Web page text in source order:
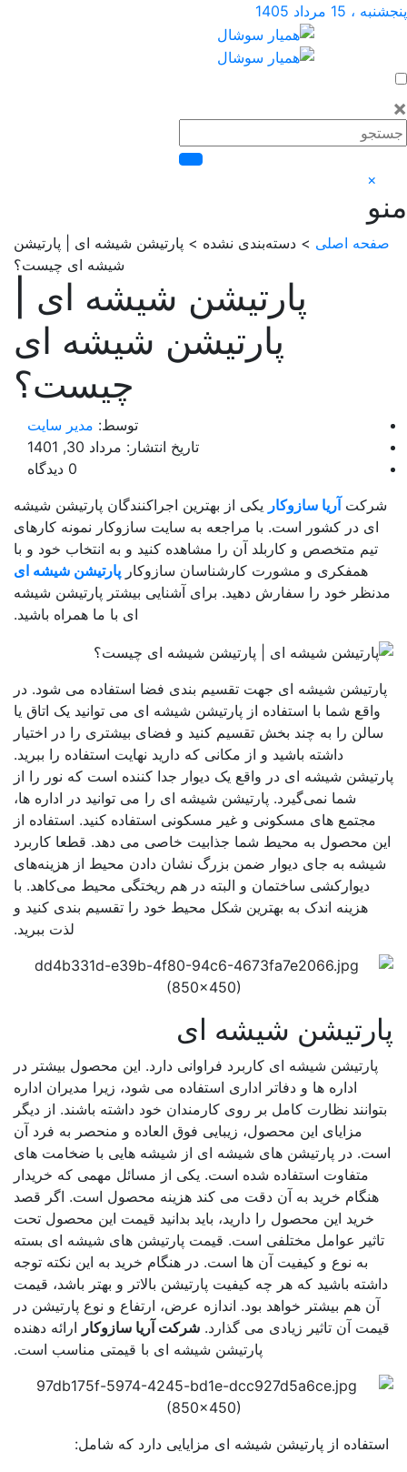
مرداد 1405
اصلی> دسته‌بندی نشده > پارتیشن شیشه ای | پارتیشن
شیشه ای چیست؟
پارتیشن شیشه ای |
پارتیشن شیشه ای
چیست؟
توسط:مدیر سایت
تاریخ انتشار: مرداد 30, 1401
آریا سازوکار یکی از بهترین اجراکنندگان پارتیشن شیشه
ای در کشور است. با مراجعه به سایت سازوکار نمونه کارهای
تیم متخصص و کاربلد آن را مشاهده کنید و به انتخاب خود و با
همفکری و مشورت کارشناسان سازوکارپارتیشن شیشه ای
خود را سفارش دهید. برای آشنایی بیشتر پارتیشن شیشه
ای با ما همراه باشید.
شیشه ای جهت تقسیم بندی فضا استفاده می شود. در
واقع شما با استفاده از پارتیشن شیشه ای می توانید یک اتاق یا
را به چند بخش تقسیم کنید و فضای بیشتری را در اختیار
داشته باشید و از مکانی که دارید نهایت استفاده را ببرید.
شیشه ای در واقع یک دیوار جدا کننده است که نور را از
شما نمی‌گیرد. پارتیشن شیشه ای را می توانید در اداره ها،
مجتمع های مسکونی و غیر مسکونی استفاده کنید. استفاده از
محصول به محیط شما جذابیت خاصی می دهد. قطعا کاربرد
به جای دیوار ضمن بزرگ نشان دادن محیط از هزینه‌های
دیوارکشی ساختمان و البته در هم ریختگی محیط می‌کاهد. با
هزینه اندک به بهترین شکل محیط خود را تقسیم بندی کنید و
لذت ببرید.
شیشه ای
پارتیشن شیشه ای کاربرد فراوانی دارد. این محصول بیشتر در
اداره ها و دفاتر اداری استفاده می شود، زیرا مدیران اداره
نظارت کامل بر روی کارمندان خود داشته باشند. از دیگر
مزایای این محصول، زیبایی فوق العاده و منحصر به فرد آن
در پارتیشن های شیشه ای از شیشه هایی با ضخامت های
متفاوت استفاده شده است. یکی از مسائل مهمی که خریدار
هنگام خرید به آن دقت می کند هزینه محصول است. اگر قصد
خرید این محصول را دارید، باید بدانید قیمت این محصول تحت
عوامل مختلفی است. قیمت پارتیشن های شیشه ای بسته
به نوع و کیفیت آن ها است. در هنگام خرید به این نکته توجه
باشید که هر چه کیفیت پارتیشن بالاتر و بهتر باشد، قیمت
آن هم بیشتر خواهد بود. اندازه عرض، ارتفاع و نوع پارتیشن در
آن تاثیر زیادی می گذارد.شرکت آریا سازوکار ارائه دهنده
پارتیشن شیشه ای با قیمتی مناسب است.
از پارتیشن شیشه ای مزایایی دارد که شامل: